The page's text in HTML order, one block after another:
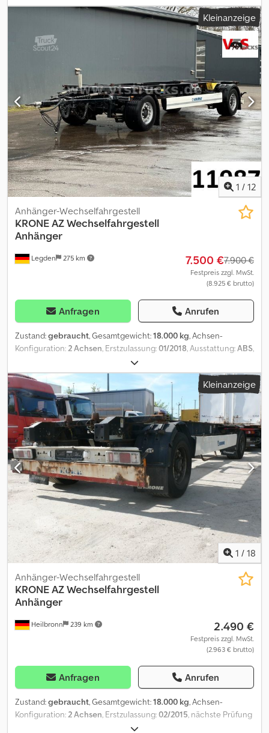
Reifengröße:385/65 R 22,5, Krone 2-Achs Drehschemel
Wechselfahrgestell Bereifung 385/65 R 22,5 Profiltiefe 9mm
Scheibenbremsen BPW-Achsen Duomatic Luftanschluss 745m-
BDF STANDORT: 40721 Hilden (Germany) Verkauf ausschließlich an
Gewerbetreibende unter Ausschluss jeglicher Gewährleistung.
Irrtum und Zwischenverkauf vorbehalten. Codpfx Adsy S Aqpsierf
Kleinanzeige
1 / 12
Legden 275 km
Anhänger-Wechselfahrgestell
KRONEAZ Wechselfahrgestell
Anhänger
7.500 €7.900 €
Festpreis zzgl. MwSt.
(8.925 € brutto)
Anfragen Anrufen
Zustand:gebraucht, Gesamtgewicht:18.000 kg, Achsen-
Konfiguration: 2 Achsen , Erstzulassung:01/2018 , Ausstattung:ABS
* Brückenbefestigungswinkel ----* Reifendimension: * techn.
Gesamtgewicht: * Eigengewicht: * Gesamtlänge: Csdpfsyygydox
Adisrf * SP fällig: ----Fahrzeugnummer/Vehicle: 11987----Irrtümer
und Zwischenverkauf vorbehalten----Werbung und diverse
Schriftzüge wurden digital entfernt. -----Gerne stehen wir Ihnen
für alle Formalitäten, welche beim Kauf eines Fahrzeugs anfallen,
mit Rat und Tat zur Seite.Teilen Sie uns einfach Ihre Wünsche und
Anregungen mit und wir kümmern uns darum.Unter anderem
können wir Ihnen gegen Aufpreis die folgendenden
Dienstleistungen anbieten:----Inzahlungnahme Ihres alten
FahrzeugsTÜV/SP AbnahmeKomplette
ExportabwicklungVermittlung von FinanzierungenBeantragung
von ExportkennzeichenÜberführung von FahrzeugenZulassung
von FahrzeugenBergungen und Fahrzeugtransporte----?IHR VTS
TEAM
Kleinanzeige
1 / 18
Heilbronn 239 km
Anhänger-Wechselfahrgestell
KRONEAZ Wechselfahrgestell
Anhänger
2.490 €
Festpreis zzgl. MwSt.
(2.963 € brutto)
Anfragen Anrufen
Zustand:gebraucht, Gesamtgewicht:18.000 kg, Achsen-
Konfiguration:2 Achsen, Erstzulassung:02/2015, nächste Prüfung
ABS, Krone BDF Anhänger /